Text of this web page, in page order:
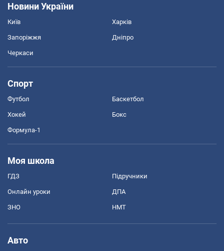
Новини України
Київ Харків
Запоріжжя Дніпро
Черкаси
Спорт
Футбол Баскетбол
Хокей Бокс
Формула-1
Моя школа
ГДЗ Підручники
Онлайн уроки ДПА
ЗНО НМТ
Авто